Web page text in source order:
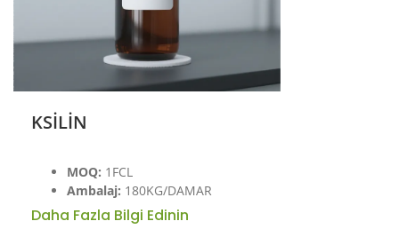
KSİLİN
MOQ: 1FCL
Ambalaj: 180KG/DAMAR
Daha Fazla Bilgi Edinin